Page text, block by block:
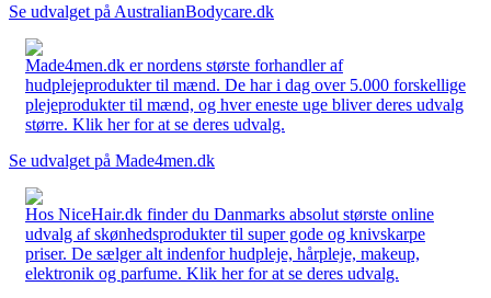
Se udvalget på AustralianBodycare.dk
Made4men.dk er nordens største forhandler af
hudplejeprodukter til mænd. De har i dag over 5.000 forskellige
plejeprodukter til mænd, og hver eneste uge bliver deres udvalg
større. Klik her for at se deres udvalg.
Se udvalget på Made4men.dk
Hos NiceHair.dk finder du Danmarks absolut største online
udvalg af skønhedsprodukter til super gode og knivskarpe
priser. De sælger alt indenfor hudpleje, hårpleje, makeup,
elektronik og parfume. Klik her for at se deres udvalg.